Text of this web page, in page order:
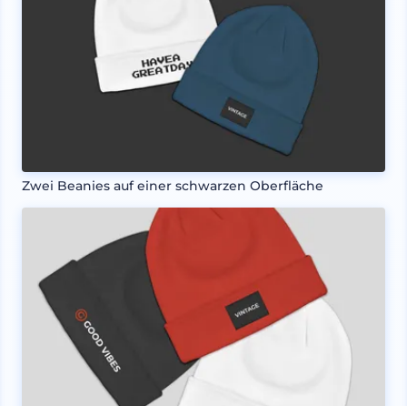
Zwei Beanies auf einer schwarzen Oberfläche